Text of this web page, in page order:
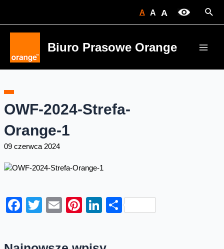
A A A
Biuro Prasowe Orange
OWF-2024-Strefa-
Orange-1
09 czerwca 2024
Facebook
Twitter
EmailPinterest
LinkedIn
Share